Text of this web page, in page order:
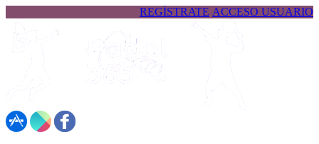
REGÍSTRATE ACCESO USUARIO